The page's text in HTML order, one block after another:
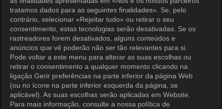
tratamos dados para as seguintes finalidades». Se, pelo
contrário, selecionar «Rejeitar tudo» ou retirar o seu
consentimento, estas tecnologias serão desativadas. Se os
rastreadores forem desativados, alguns conteúdos e
anúncios que vê poderão não ser tão relevantes para si.
Pode voltar a este menu para alterar as suas escolhas ou
retirar o consentimento a qualquer momento clicando na
ligação Gerir preferências na parte inferior da página Web
(ou no ícone na parte inferior esquerda da página, se
aplicável). As suas escolhas serão aplicadas em Website.
Para mais informação, consulte a nossa política de